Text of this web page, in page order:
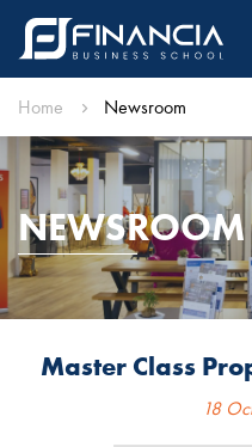
Home Newsroom
NEWSROOM
Master Class
18